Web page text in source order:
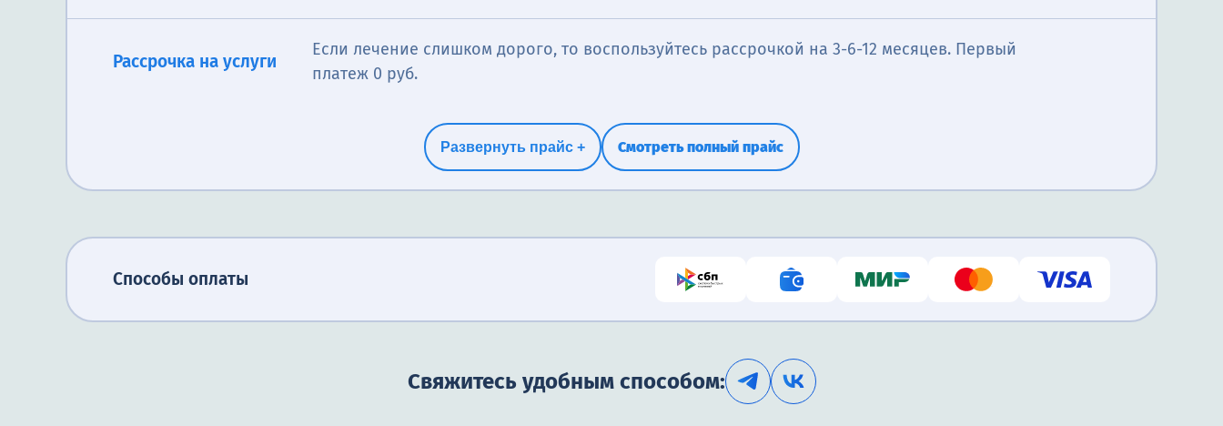
Рассрочка на услуги
Если лечение слишком дорого, то воспользуйтесь рассрочкой на 3-6-12 месяцев. Первый
платеж 0 руб.
Развернуть прайс + Смотреть полный прайс
Способы оплаты
Свяжитесь удобным способом: